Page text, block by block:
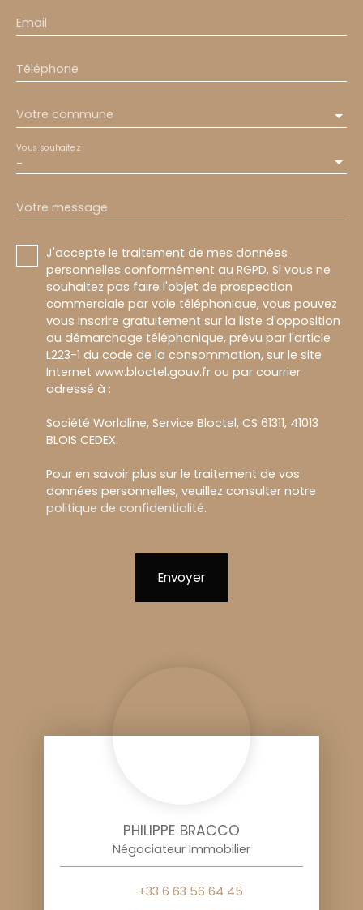
Email
Téléphone
Votre commune
-
Vous souhaitez
Votre message
J'accepte le traitement de mes données
personnelles conformément au RGPD. Si vous ne
souhaitez pas faire l'objet de prospection
commerciale par voie téléphonique, vous pouvez
vous inscrire gratuitement sur la liste d'opposition
au démarchage téléphonique, prévu par l'article
L223-1 du code de la consommation, sur le site
Internet www.bloctel.gouv.fr ou par courrier
adressé à :
Société Worldline, Service Bloctel, CS 61311, 41013
BLOIS CEDEX.
Pour en savoir plus sur le traitement de vos
données personnelles, veuillez consulter notre
politique de confidentialité.
Envoyer
PHILIPPE BRACCO
Négociateur Immobilier
+33 6 63 56 64 45